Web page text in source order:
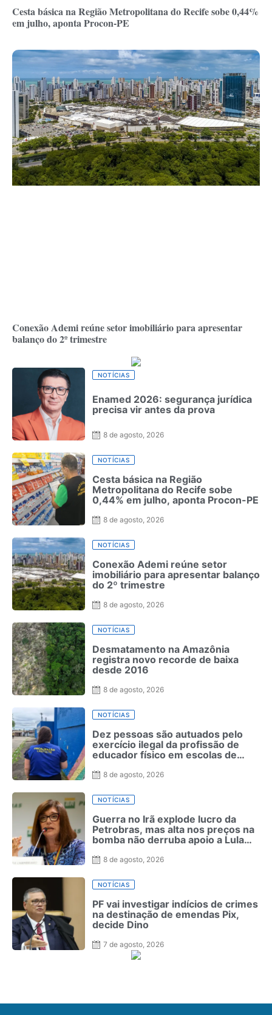
Cesta básica na Região Metropolitana do Recife sobe 0,44%
em julho, aponta Procon-PE
Conexão Ademi reúne setor imobiliário para apresentar
balanço do 2º trimestre
NOTÍCIAS
Enamed 2026: segurança jurídica
precisa vir antes da prova
8 de agosto, 2026
NOTÍCIAS
Cesta básica na Região
Metropolitana do Recife sobe
0,44% em julho, aponta Procon-PE
8 de agosto, 2026
NOTÍCIAS
Conexão Ademi reúne setor
imobiliário para apresentar balanço
do 2º trimestre
8 de agosto, 2026
NOTÍCIAS
Desmatamento na Amazônia
registra novo recorde de baixa
desde 2016
8 de agosto, 2026
NOTÍCIAS
Dez pessoas são autuados pelo
exercício ilegal da profissão de
educador físico em escolas de
8 de agosto, 2026
NOTÍCIAS
Guerra no Irã explode lucro da
Petrobras, mas alta nos preços na
bomba não derruba apoio a Lula
2022
8 de agosto, 2026
NOTÍCIAS
PF vai investigar indícios de crimes
na destinação de emendas Pix,
decide Dino
7 de agosto, 2026